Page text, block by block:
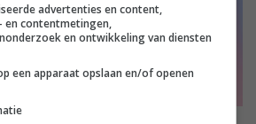
advertenties en content,
en contentmetingen,
en ontwikkeling van diensten
een apparaat opslaan en/of openen